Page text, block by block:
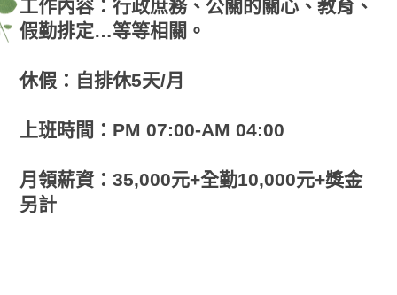
工作內容：行政庶務、公關的關心、教育、
假勤排定…等等相關。
休假：自排休5天/月
上班時間：PM 07:00-AM 04:00
月領薪資：35,000元+全勤10,000元+獎金
另計